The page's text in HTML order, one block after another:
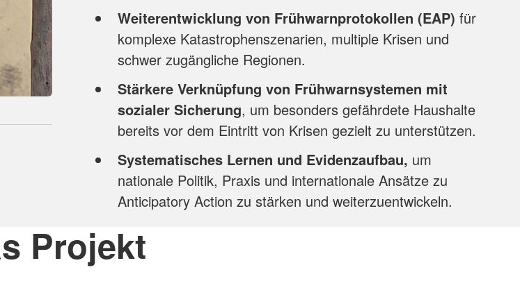
Weiterentwicklung von Frühwarnprotokollen (EAP) für
komplexe Katastrophenszenarien, multiple Krisen und
schwer zugängliche Regionen.
Stärkere Verknüpfung von Frühwarnsystemen mit
sozialer Sicherung, um besonders gefährdete Haushalte
bereits vor dem Eintritt von Krisen gezielt zu unterstützen.
Systematisches Lernen und Evidenzaufbau, um
nationale Politik, Praxis und internationale Ansätze zu
Anticipatory Action zu stärken und weiterzuentwickeln.
Projekt